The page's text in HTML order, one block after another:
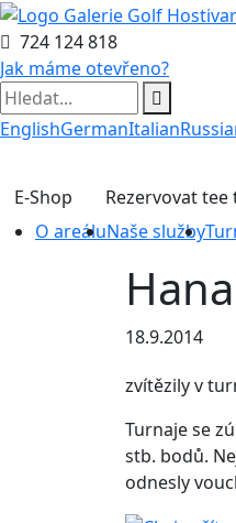
724 124 818
Jak máme otevřeno?
EnglishGermanItalian
E-Shop
Rezervovat tee
O areáluNaše služby
18.9.2014
zvítězily v
Turnaje se
stb. bodů.
odnesly